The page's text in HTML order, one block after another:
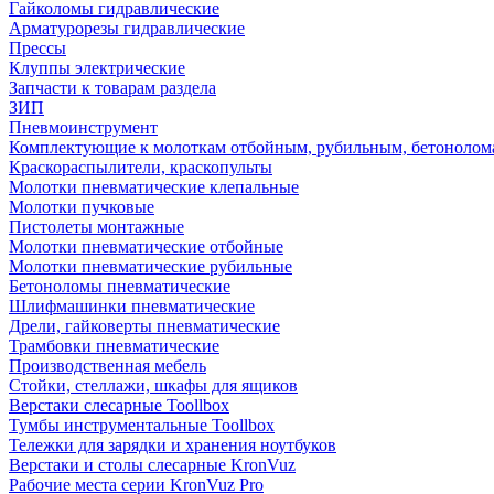
Гайколомы гидравлические
Арматурорезы гидравлические
Прессы
Клуппы электрические
Запчасти к товарам раздела
ЗИП
Пневмоинструмент
Комплектующие к молоткам отбойным, рубильным,
Краскораспылители, краскопульты
Молотки пневматические клепальные
Молотки пучковые
Пистолеты монтажные
Молотки пневматические отбойные
Молотки пневматические рубильные
Бетоноломы пневматические
Шлифмашинки пневматические
Дрели, гайковерты пневматические
Трамбовки пневматические
Производственная мебель
Стойки, стеллажи, шкафы для ящиков
Верстаки слесарные Toollbox
Тумбы инструментальные Toollbox
Тележки для зарядки и хранения ноутбуков
Верстаки и столы слесарные KronVuz
Рабочие места серии KronVuz Pro